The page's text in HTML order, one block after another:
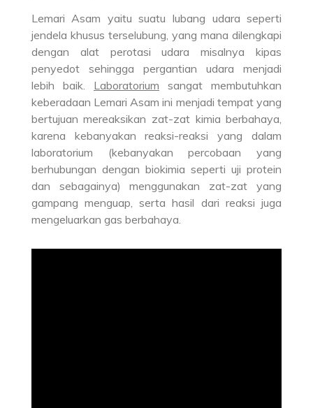
Lemari Asam yaitu suatu lubang udara seperti
jendela khusus terselubung, yang mana dilengkapi
dengan alat perotasi udara misalnya kipas
penyedot sehingga pergantian udara menjadi
lebih baik. Laboratorium sangat membutuhkan
keberadaan Lemari Asam ini menjadi tempat yang
bertujuan mereaksikan zat-zat kimia berbahaya,
karena kebanyakan reaksi-reaksi yang dalam
laboratorium (kebanyakan percobaan yang
berhubungan dengan biokimia seperti uji protein
dan sebagainya) menggunakan zat-zat yang
gampang menguap, serta hasil dari reaksi juga
mengeluarkan gas berbahaya.